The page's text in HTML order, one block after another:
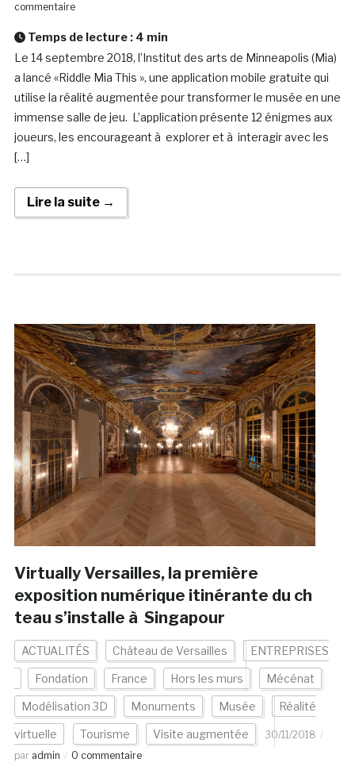
commentaire
Temps de lecture : 4 min
Le 14 septembre 2018, l’Institut des arts de Minneapolis (Mia)
a lancé «Riddle Mia This », une application mobile gratuite qui
utilise la réalité augmentée pour transformer le musée en une
immense salle de jeu. L’application présente 12 énigmes aux
joueurs, les encourageant à explorer et à interagir avec les
[…]
Lire la suite →
Virtually Versailles, la première
exposition numérique itinérante du ch
teau s’installe à Singapour
ACTUALITÉS Château de Versailles ENTREPRISES
Fondation France Hors les murs Mécénat
Modélisation 3D Monuments Musée Réalité
virtuelle Tourisme Visite augmentée
30/11/2018
par admin 0 commentaire